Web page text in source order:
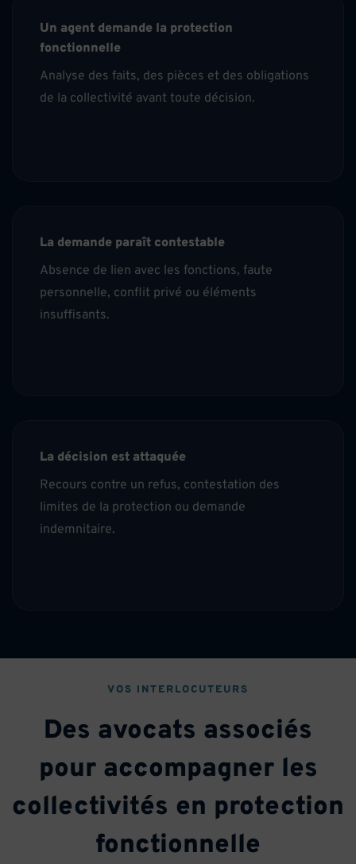
Un agent demande la protection
fonctionnelle
Analyse des faits, des pièces et des obligations
de la collectivité avant toute décision.
La demande paraît contestable
Absence de lien avec les fonctions, faute
personnelle, conflit privé ou éléments
insuffisants.
La décision est attaquée
Recours contre un refus, contestation des
limites de la protection ou demande
indemnitaire.
VOS INTERLOCUTEURS
Des avocats associés
pour accompagner les
collectivités en protection
fonctionnelle